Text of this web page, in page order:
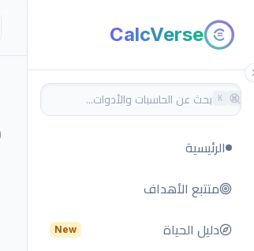
CalcVerse
⌘
K
الرئيسية
متتبع الأهداف
دليل الحياة New